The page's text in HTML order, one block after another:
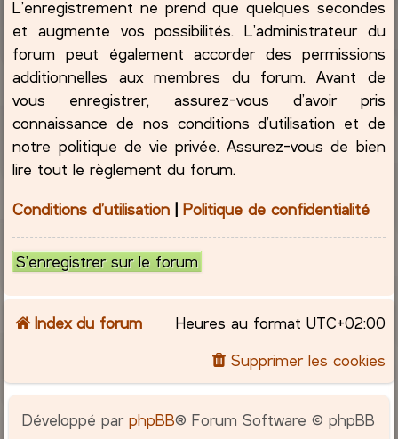
L’enregistrement ne prend que quelques secondes
et augmente vos possibilités. L’administrateur du
forum peut également accorder des permissions
additionnelles aux membres du forum. Avant de
vous enregistrer, assurez-vous d’avoir pris
connaissance de nos conditions d’utilisation et de
notre politique de vie privée. Assurez-vous de bien
lire tout le règlement du forum.
Conditions d’utilisation |Politique de confidentialité
S’enregistrer sur le forum
Index du forum Heures au format UTC+02:00
Supprimer les cookies
Développé parphpBB® Forum Software © phpBB